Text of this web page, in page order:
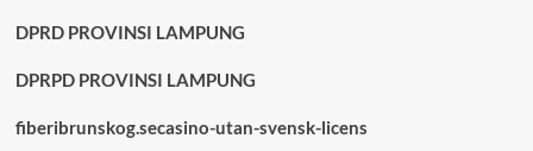
DPRD PROVINSI LAMPUNG
DPRPD PROVINSI LAMPUNG
fiberibrunskog.secasino-utan-svensk-licens